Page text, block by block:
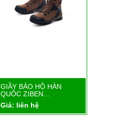
Chi tiết
GIẦY BẢO HỘ HÀN
QUỐC ZIBEN…
Giá: liên hệ